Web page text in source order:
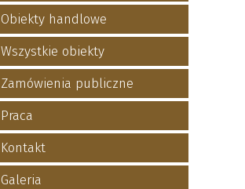
Obiekty handlowe
Wszystkie obiekty
Zamówienia publiczne
Praca
Kontakt
Galeria